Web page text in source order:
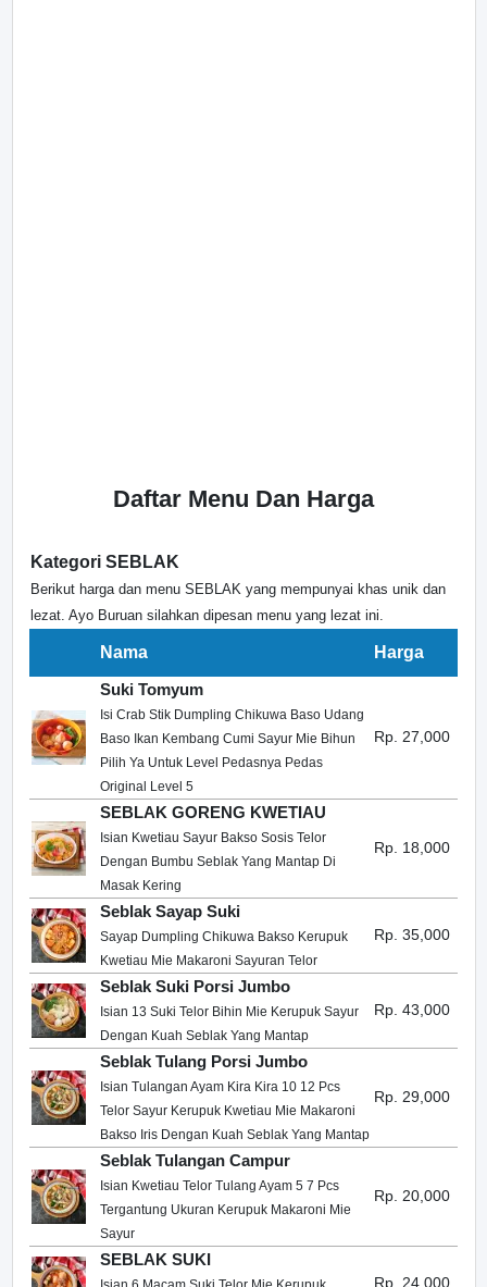
Daftar Menu Dan Harga
Kategori SEBLAK
Berikut harga dan menu SEBLAK yang mempunyai khas unik dan
lezat. Ayo Buruan silahkan dipesan menu yang lezat ini.
Nama
Harga
Suki Tomyum
Isi Crab Stik Dumpling Chikuwa Baso Udang
Baso Ikan Kembang Cumi Sayur Mie Bihun
Pilih Ya Untuk Level Pedasnya Pedas
Original Level 5
Rp. 27,000
SEBLAK GORENG KWETIAU
Isian Kwetiau Sayur Bakso Sosis Telor
Dengan Bumbu Seblak Yang Mantap Di
Masak Kering
Rp. 18,000
Seblak Sayap Suki
Sayap Dumpling Chikuwa Bakso Kerupuk
Kwetiau Mie Makaroni Sayuran Telor
Rp. 35,000
Seblak Suki Porsi Jumbo
Isian 13 Suki Telor Bihin Mie Kerupuk Sayur
Dengan Kuah Seblak Yang Mantap
Rp. 43,000
Seblak Tulang Porsi Jumbo
Isian Tulangan Ayam Kira Kira 10 12 Pcs
Telor Sayur Kerupuk Kwetiau Mie Makaroni
Bakso Iris Dengan Kuah Seblak Yang Mantap
Rp. 29,000
Seblak Tulangan Campur
Isian Kwetiau Telor Tulang Ayam 5 7 Pcs
Tergantung Ukuran Kerupuk Makaroni Mie
Sayur
Rp. 20,000
SEBLAK SUKI
Rp. 24,000